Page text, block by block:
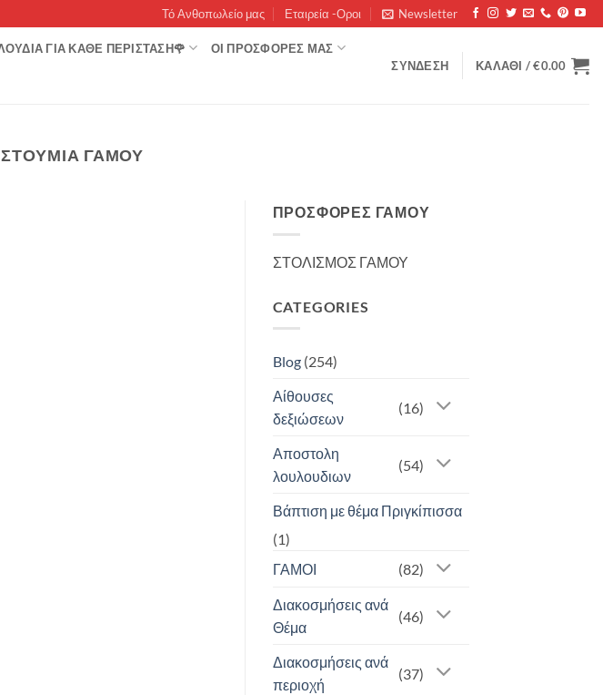
Τό Ανθοπωλείο μας Εταιρεία -Οροι Newsletter
ΓΙΑ ΚΑΘΕ ΠΕΡΙΣΤΑΣΗ🌹 ΟΊ ΠΡΟΣΦΟΡΈΣ ΜΑΣ
ΣΎΝΔΕΣΗ ΚΑΛΆΘΙ /€0.00
ΓΑΜΟΥ
ΠΡΟΣΦΟΡΈΣ ΓΆΜΟΥ
ΣΤΟΛΙΣΜΟΣ ΓΑΜΟΥ
CATEGORIES
Blog(254)
Αίθουσες
δεξιώσεων
(16)
Αποστολη
λουλουδιων
(54)
Βάπτιση με θέμα Πριγκίπισσα
(1)
ΓΑΜΟΙ
(82)
Διακοσμήσεις ανά
Θέμα
(46)
Διακοσμήσεις ανά
περιοχή
(37)